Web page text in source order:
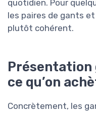
quotidien. Pour
les paires de gants
plutôt cohérent.
Présentation
ce qu’on
Concrètement, les